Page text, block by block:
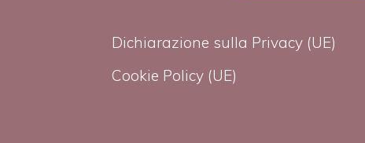
Dichiarazione sulla Privacy (UE)
Cookie Policy (UE)